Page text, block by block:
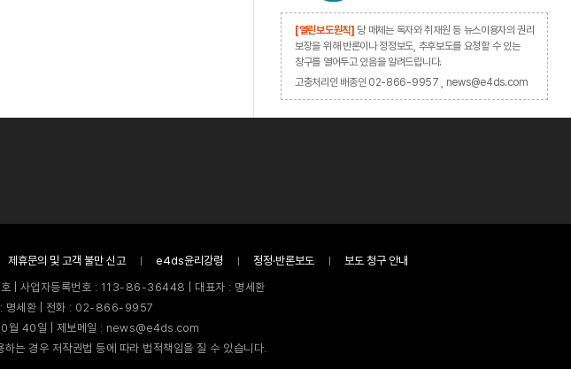
[열린보도원칙] 당 매체는 독자와 취재원 등 뉴스이용자의 권리
보장을 위해 반론이나 정정보도, 추후보도를 요청할 수 있는
창구를 열어두고 있음을 알려드립니다.
고충처리인 배종인 02-866-9957 , news@e4ds.com
제휴문의 및 고객 불만 신고 e4ds윤리강령 정정·반론보도
보도 청구 안내
| 사업자등록번호 : 113-86-36448 | 대표자 : 명세환
: 명세환 | 전화 : 02-866-9957
월 40일 | 제보메일 : news@e4ds.com
는 경우 저작권법 등에 따라 법적책임을 질 수 있습니다.